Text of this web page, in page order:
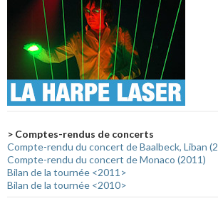
> Comptes-rendus de concerts
Compte-rendu du concert de Baalbeck, Liban
Compte-rendu du concert de Monaco (2011)
Bilan de la tournée <2011>
Bilan de la tournée <2010>